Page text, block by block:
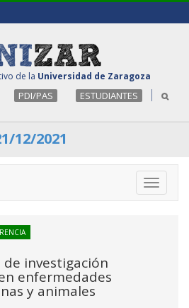
de la Universidad de Zaragoza
PDI/PAS ESTUDIANTES
12/2021
Toggle
investigación
enfermedades
y animales